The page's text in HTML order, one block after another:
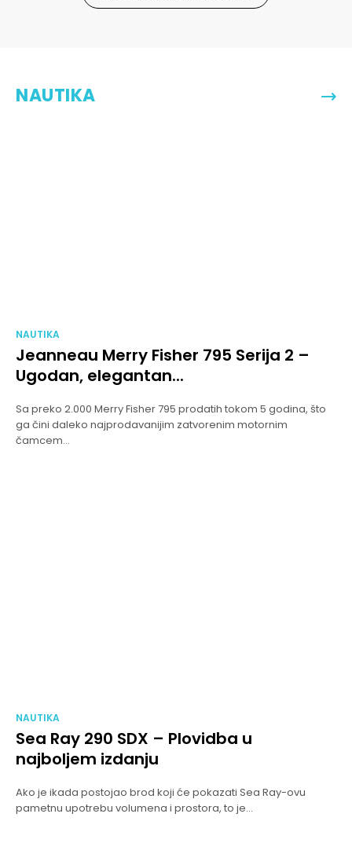
NAUTIKA
NAUTIKA
Jeanneau Merry Fisher 795 Serija 2 –
Ugodan, elegantan...
Sa preko 2.000 Merry Fisher 795 prodatih tokom 5 godina, što
ga čini daleko najprodavanijim zatvorenim motornim
čamcem...
NAUTIKA
Sea Ray 290 SDX – Plovidba u
najboljem izdanju
Ako je ikada postojao brod koji će pokazati Sea Ray-ovu
pametnu upotrebu volumena i prostora, to je...